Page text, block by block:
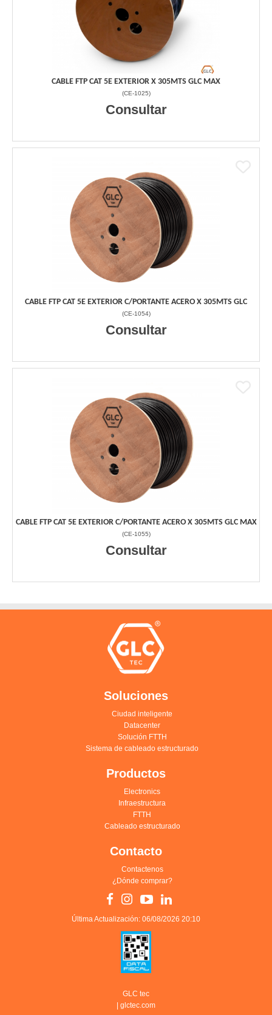
CABLE FTP CAT 5E EXTERIOR X 305MTS GLC MAX
(CE-1025)
Consultar
CABLE FTP CAT 5E EXTERIOR C/PORTANTE ACERO X 305MTS GLC
(CE-1054)
Consultar
CABLE FTP CAT 5E EXTERIOR C/PORTANTE ACERO X 305MTS GLC MAX
(CE-1055)
Consultar
Soluciones
Ciudad inteligente
Datacenter
Solución FTTH
Sistema de cableado estructurado
Productos
Electronics
Infraestructura
FTTH
Cableado estructurado
Contacto
Contactenos
¿Dónde comprar?
Última Actualización: 06/08/2026 20:10
GLC tec
| glctec.com